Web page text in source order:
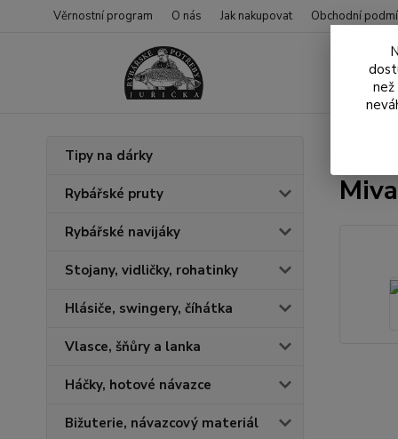
Věrnostní program O nás Jak nakupovat Obchodní
Tipy na dárky
Rybářské pruty
Rybářské navijáky
Stojany, vidličky, rohatinky
Hlásiče, swingery, číhátka
Vlasce, šňůry a lanka
Háčky, hotové návazce
Bižuterie, návazcový materiál